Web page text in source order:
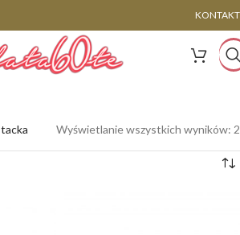
KONTAKT
tacka Wyświetlanie wszystkich wyników: 2